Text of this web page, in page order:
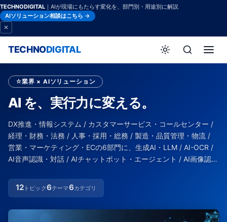
TECHNODIGITAL ｜AIが現場にもたらす変化を、部門別・用途別に解説
AIソリューション相談はこちら →
TECHNODIGITAL
業界 × AIソリューション
AI を、実行力に変える。
DX推進・情報システム / カスタマーサービス・コールセンター /
経理・財務・法務 / 人事・採用・総務 / 製造・品質管理・物流 /
営業・マーケティング・ECの6部門に、 生成AI・LLM / AI-OCR /
AI音声認識・対話 / AIチャットボット・エージェント / AI画像認識
届ける
12 トピック6テーマ6カテゴリ